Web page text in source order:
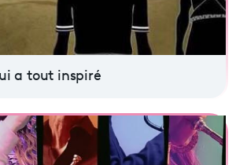
a tout inspiré